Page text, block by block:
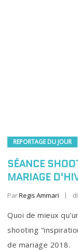
REPORTAGE DU JOUR
SÉANCE
MARIAGE
ParRegis Ammari
Quoi de mieux
shooting
de mariage 2018.